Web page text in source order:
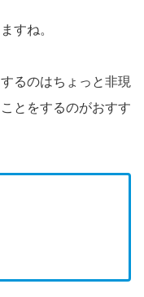
すね。
るのはちょっと非現
とをするのがおすす